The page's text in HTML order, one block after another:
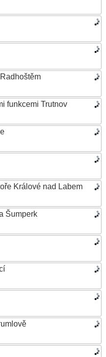
funkcemi Trutnov
Králové nad Labem
Šumperk